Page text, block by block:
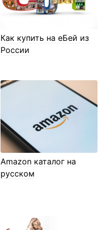
Как купить на еБей из
России
Amazon каталог на
русском